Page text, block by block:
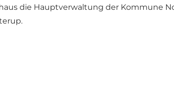
die Hauptverwaltung der Kommune